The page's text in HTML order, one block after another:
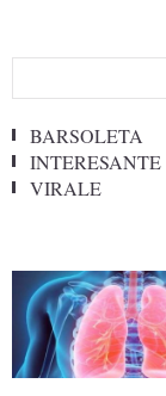
BARSOLETA
INTERESANTE
VIRALE